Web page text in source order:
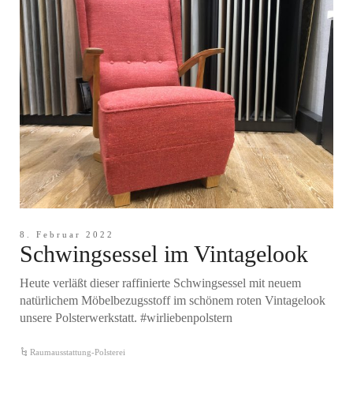
8. Februar 2022
Schwingsessel im Vintagelook
Heute verläßt dieser raffinierte Schwingsessel mit neuem
natürlichem Möbelbezugsstoff im schönem roten Vintagelook
unsere Polsterwerkstatt. #wirliebenpolstern
Raumausstattung-Polsterei